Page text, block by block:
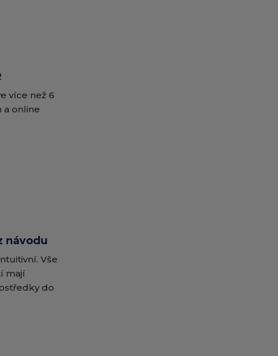
více než 6
a online
návodu
Vše
mají
do